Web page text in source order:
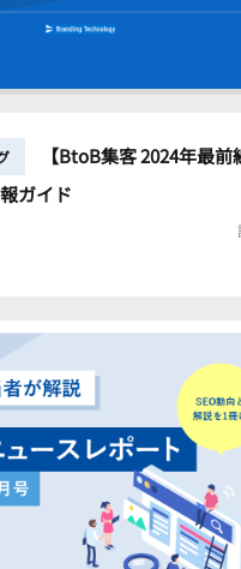
【BtoB集客 2024年最前
ガイド